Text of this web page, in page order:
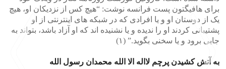
برای هافیگتون پست فرانسه نوشت: “هیچ کس از نزدیکان او، هیچ
یک از دوستان او و یا افرادی که در شبکه های اینترنتی از او
پشتیبانی کردند او را ندیده و یا نشنیده اند که او آزاد باشد، بتواند به
جایی برود و یا سخنی بگوید.” (۱)
به آتش کشیدن پرچم لااله الا الله محمدان رسول الله